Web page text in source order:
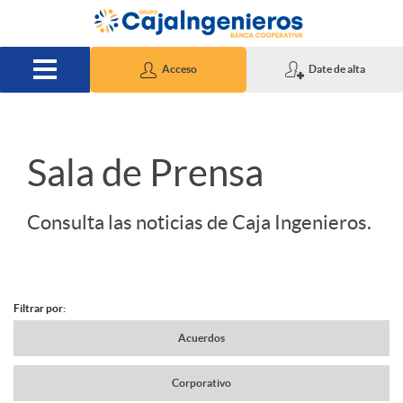
Saltar al contenido principal
Acceso Date de alta
S
Sala de Prensa
Consulta las noticias de Caja Ingenieros.
N
Filtrar por:
Acuerdos
Corporativo